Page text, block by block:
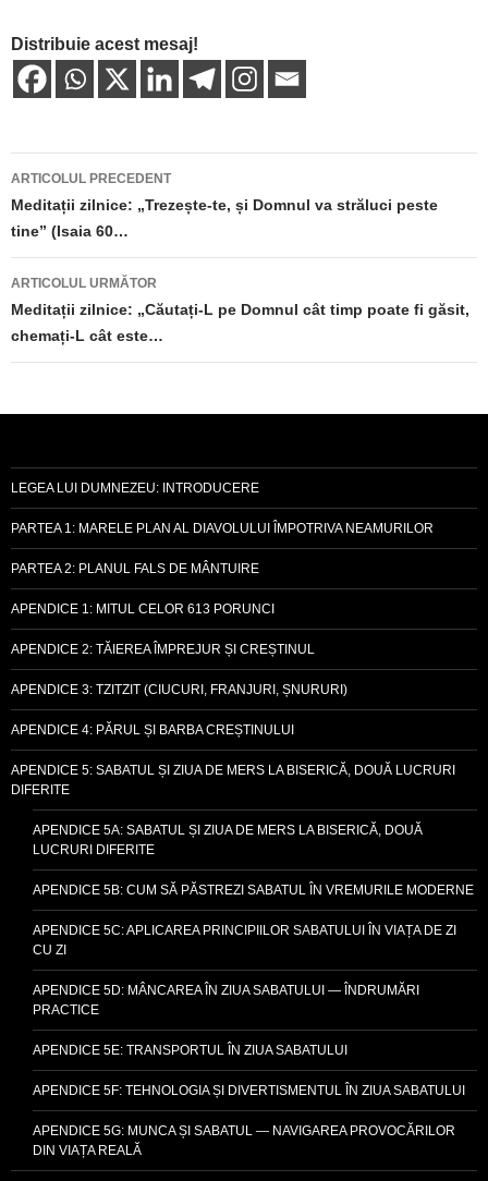
Distribuie acest mesaj!
Navigare
în
articole
ARTICOLUL PRECEDENT
Meditații zilnice: „Trezește-te, și Domnul va străluci peste
tine” (Isaia 60…
ARTICOLUL URMĂTOR
Meditații zilnice: „Căutați-L pe Domnul cât timp poate fi găsit,
chemați-L cât este…
LEGEA LUI DUMNEZEU: INTRODUCERE
PARTEA 1: MARELE PLAN AL DIAVOLULUI ÎMPOTRIVA NEAMURILOR
PARTEA 2: PLANUL FALS DE MÂNTUIRE
APENDICE 1: MITUL CELOR 613 PORUNCI
APENDICE 2: TĂIEREA ÎMPREJUR ȘI CREȘTINUL
APENDICE 3: TZITZIT (CIUCURI, FRANJURI, ȘNURURI)
APENDICE 4: PĂRUL ȘI BARBA CREȘTINULUI
APENDICE 5: SABATUL ȘI ZIUA DE MERS LA BISERICĂ, DOUĂ LUCRURI
DIFERITE
APENDICE 5A: SABATUL ȘI ZIUA DE MERS LA BISERICĂ, DOUĂ
LUCRURI DIFERITE
APENDICE 5B: CUM SĂ PĂSTREZI SABATUL ÎN VREMURILE MODERNE
APENDICE 5C: APLICAREA PRINCIPIILOR SABATULUI ÎN VIAȚA DE ZI
CU ZI
APENDICE 5D: MÂNCAREA ÎN ZIUA SABATULUI — ÎNDRUMĂRI
PRACTICE
APENDICE 5E: TRANSPORTUL ÎN ZIUA SABATULUI
APENDICE 5F: TEHNOLOGIA ȘI DIVERTISMENTUL ÎN ZIUA SABATULUI
APENDICE 5G: MUNCA ȘI SABATUL — NAVIGAREA PROVOCĂRILOR
DIN VIAȚA REALĂ